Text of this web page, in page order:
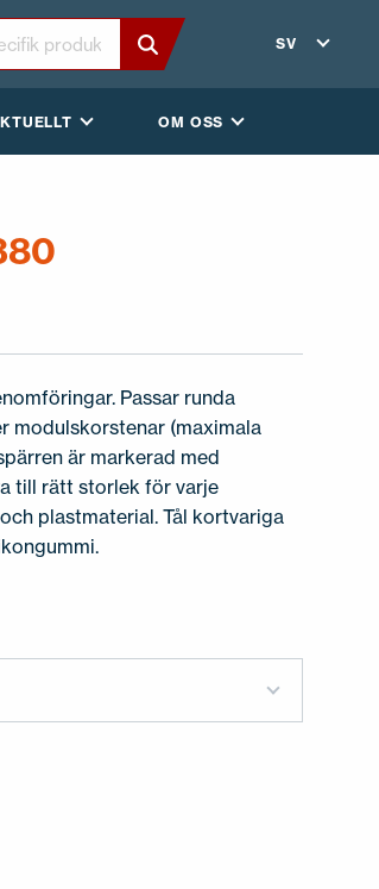
SV
OM OSS
Passar runda
modulskorstenar (maximala
är markerad med
till rätt storlek för varje
plastmaterial. Tål kortvariga